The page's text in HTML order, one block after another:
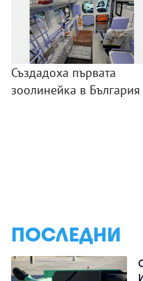
Създадоха първата
зоолинейка в България
ПОСЛЕДНИ